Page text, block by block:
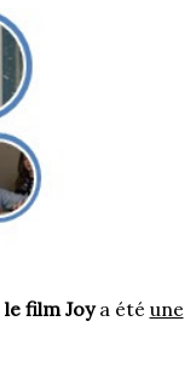
le film Joya été une